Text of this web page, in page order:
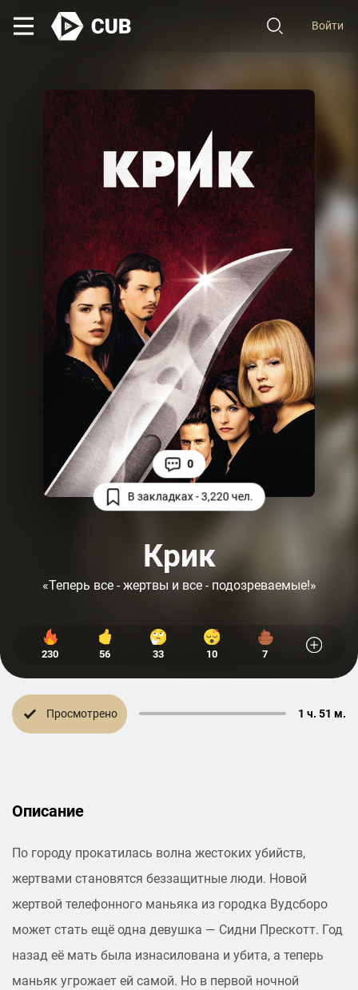
Войти
В закладках - 3,220 чел.
0
Крик
«Теперь все - жертвы и все - подозреваемые!»
230 56 33 10 7
Просмотрено 1 ч. 51 м.
Описание
По городу прокатилась волна жестоких убийств,
жертвами становятся беззащитные люди. Новой
жертвой телефонного маньяка из городка Вудсборо
может стать ещё одна девушка — Сидни Прескотт. Год
назад её мать была изнасилована и убита, а теперь
маньяк угрожает ей самой. Но в первой ночной